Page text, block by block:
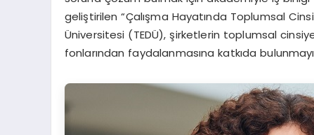
geliştirilen “Çalışma Hayatında Toplumsal
Üniversitesi (TEDÜ), şirketlerin toplumsal
fonlarından faydalanmasına katkıda